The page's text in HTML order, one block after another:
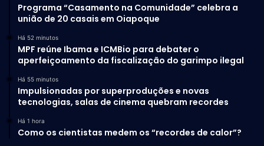
A apresentação do Salão de Pequim informa que o
Trumpchi E8 PHEV mede 5.000 mm de comprimento, 1.900
mm de largura, 1.778 mm de altura e 3.000 mm de entre-
eixos. Esses números ajudam a explicar a proposta de
cabine espaçosa, especialmente para famílias que
precisam de três fileiras de bancos.
1.900 mm de largura, 1.760 mm de altura e 2.930 mm de
entre-eixos. Como há diferença entre as bases, o mais
Programa “Casamento na Comunidade” celebra a
união de 20 casais em Oiapoque
Há 52 minutos
MPF reúne Ibama e ICMBio para debater o
aperfeiçoamento da fiscalização do garimpo ilegal
Há 55 minutos
Impulsionadas por superproduções e novas
tecnologias, salas de cinema quebram recordes
Há 1 hora
Como os cientistas medem os “recordes de calor”?